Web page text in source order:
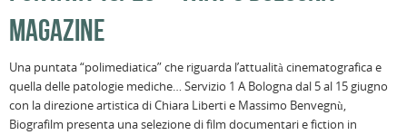
MAGAZINE
Una puntata “polimediatica” che riguarda l’attualità cinematografica e
quella delle patologie mediche… Servizio 1 A Bologna dal 5 al 15 giugno
con la direzione artistica di Chiara Liberti e Massimo Benvegnù,
Biografilm presenta una selezione di film documentari e fiction in